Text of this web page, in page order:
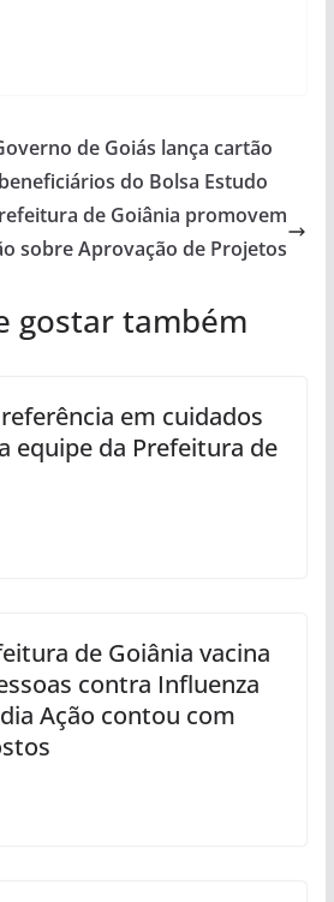
de Goiás lança cartão
do Bolsa Estudo
de Goiânia promovem
sobre Aprovação de Projetos
gostar também
em cuidados
equipe da Prefeitura de
de Goiânia vacina
contra Influenza
Ação contou com